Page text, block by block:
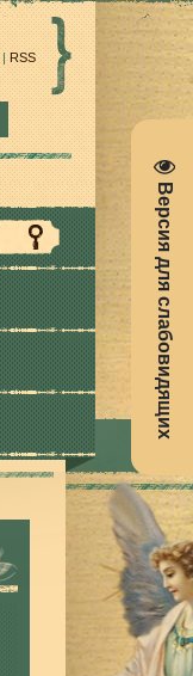
Версия для слабовидящих
| RSS